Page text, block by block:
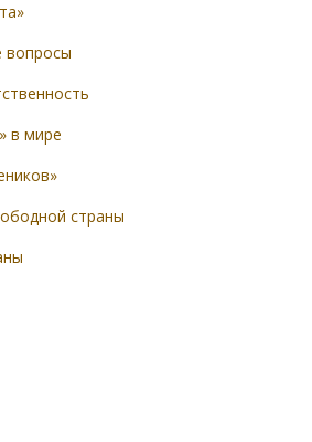
вопросы
в мире
страны